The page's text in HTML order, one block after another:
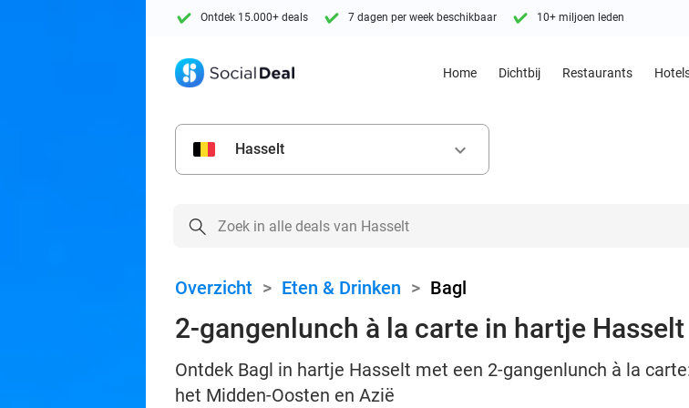
Ontdek 15.000+ deals 7 dagen per week beschikbaar 10+ miljoen leden
Home Dichtbij Restaurants
Hasselt keyboard_arrow_down
Overzicht > Eten & Drinken > Bagl
2-gangenlunch à la carte in hartje Hasselt
Ontdek Bagl in hartje Hasselt met een 2-gangenlunch à la
het Midden-Oosten en Azië